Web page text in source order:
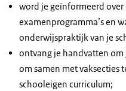
word je geïnformeerd
examenprogramma’s en
onderwijspraktijk van je
ontvang je handvatten om
om samen met vaksecties
schooleigen curriculum;